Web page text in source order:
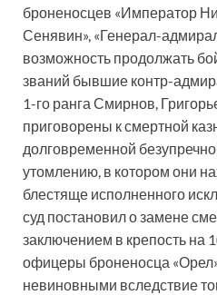
броненосцев «Император
Сенявин», «Генерал-
возможность продолжать
званий бывшие контр-
1-го ранга Смирнов,
приговорены к смертной
долговременной
утомлению, в котором они
блестяще исполненного
суд постановил о замене
заключением в крепость на
офицеры броненосца
невиновными вследствие